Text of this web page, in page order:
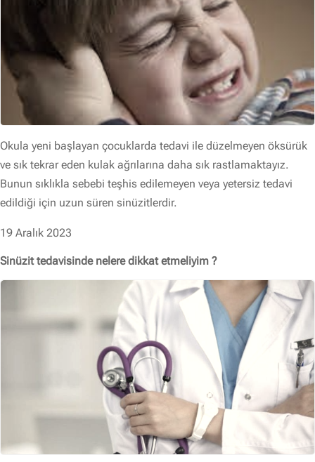
Okula yeni başlayan çocuklarda tedavi ile düzelmeyen öksürük
ve sık tekrar eden kulak ağrılarına daha sık rastlamaktayız.
Bunun sıklıkla sebebi teşhis edilemeyen veya yetersiz tedavi
edildiği için uzun süren sinüzitlerdir.
19 Aralık 2023
Sinüzit tedavisinde nelere dikkat etmeliyim ?